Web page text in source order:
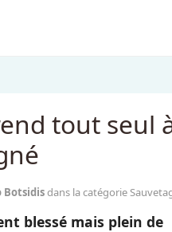
tout seul
Botsidisdans la catégorie
blessé mais plein de